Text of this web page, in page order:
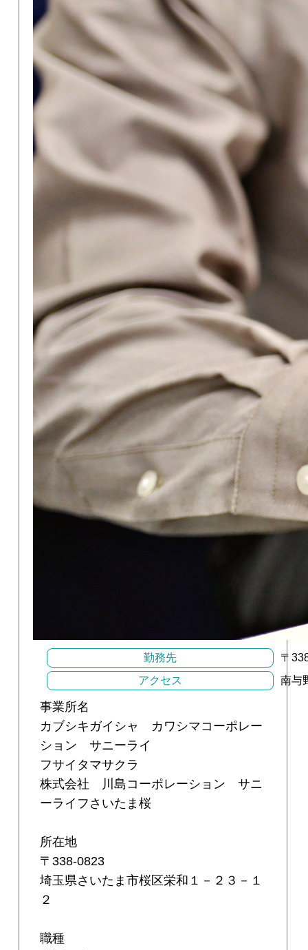
勤務先
〒
アクセス
南与
事業所名
カブシキガイシャ カワシマコーポレー
ション サニーライ
フサイタマサクラ
株式会社 川島コーポレーション サニ
ーライフさいたま桜
所在地
〒338-0823
埼玉県さいたま市桜区栄和１－２３－１
２
職種